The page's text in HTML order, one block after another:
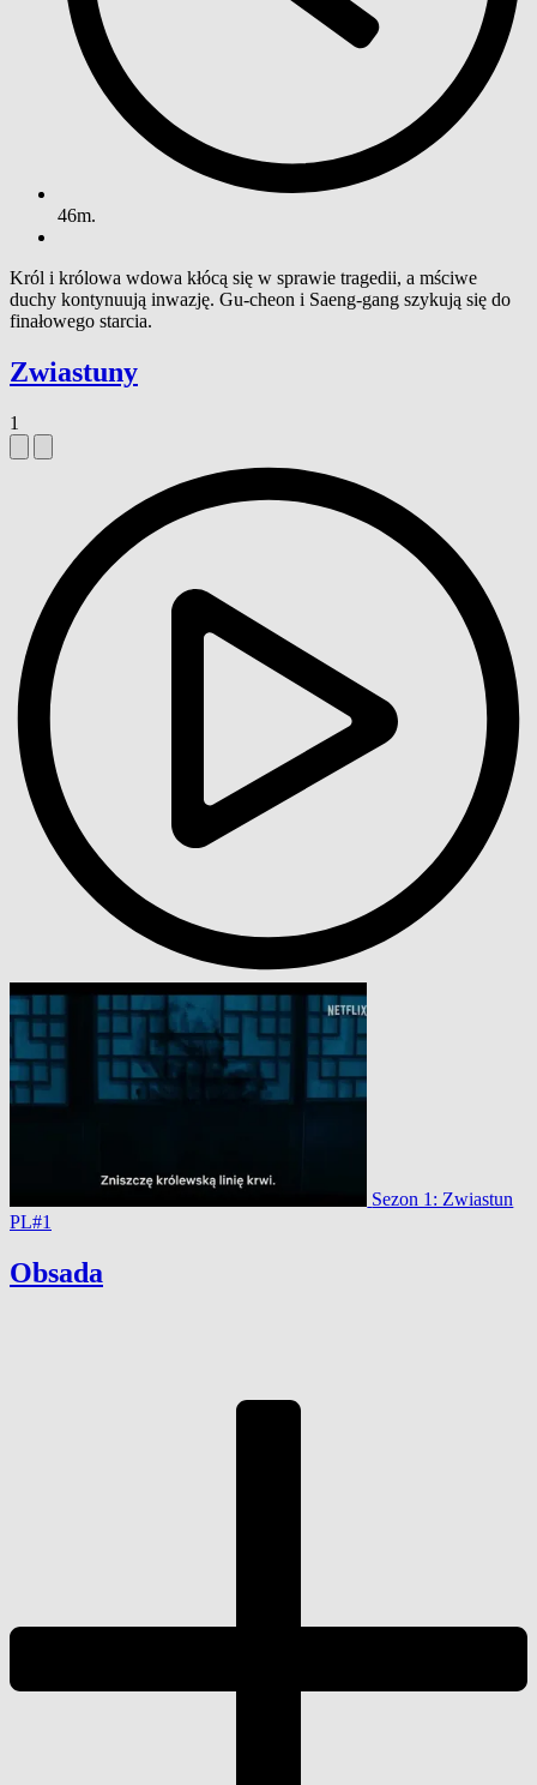
46m.
Król i królowa wdowa kłócą się w sprawie tragedii, a mściwe
duchy kontynuują inwazję. Gu-cheon i Saeng-gang szykują się do
finałowego starcia.
Zwiastuny
1
Sezon 1: Zwiastun
PL#1
Obsada